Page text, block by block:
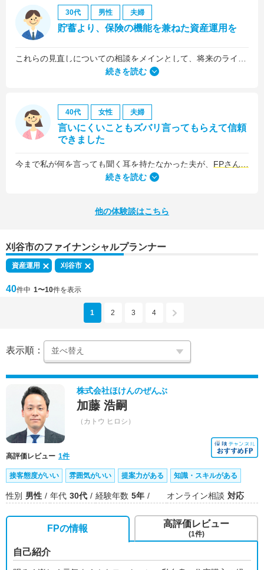
30代 男性 夫婦
貯蓄より、保険の機能を兼ねた資産運用を
続きを読む
40代 女性 夫婦
言いにくいこともズバリ言ってもらえて信頼
できました
今まで私が何を言っても聞く耳を持たなかった夫が、 FPさんの提案はプロの意見として素直に聞き入れてくれました
続きを読む
他の体験談はこちら
刈谷市のファイナンシャルプランナー
資産運用 刈谷市
40件中 1〜10件を表示
1 2 3 4
表示順：
株式会社ほけんのぜんぶ
加藤 浩嗣
（カトウ ヒロシ）
高評価レビュー 1件
接客態度がいい 雰囲気がいい 提案力がある 知識・スキルがある
性別 男性 年代 30代 経験年数 5年 オンライン相談 対応
FPの情報
自己紹介
高評価レビュー
(1件)